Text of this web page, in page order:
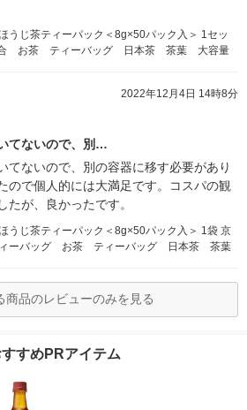
うじ茶ティーパック＜8g×50パック入＞ 1セッ
合 お茶 ティーバッグ 日本茶 茶葉 大容量
2022年12月4日 14時8分
てないので、別…
てないので、別の容器に移す必要があり
ので個人的には大満足です。コスパの観
たが、良かったです。
うじ茶ティーパック＜8g×50パック入＞ 1袋 京
ーバッグ お茶 ティーバッグ 日本茶 茶葉
商品のレビューのみを見る
すめPRアイテム